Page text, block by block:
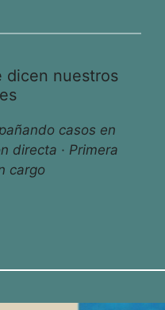
dicen nuestros
casos en
directa · Primera
cargo